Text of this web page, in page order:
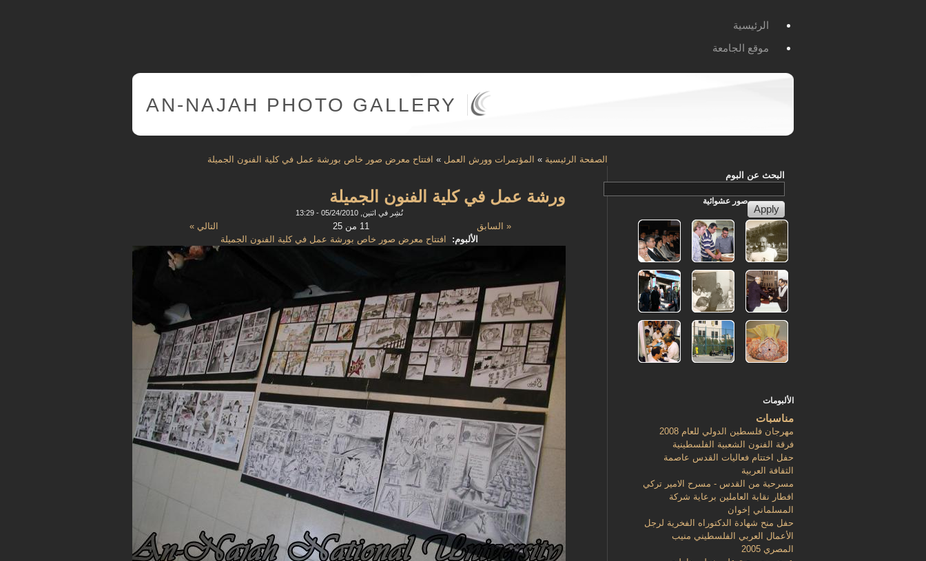
الرئيسية
موقع الجامعة
AN-NAJAH PHOTO GALLERY
الصفحة الرئيسية » المؤتمرات وورش العمل » افتتاح معرض صور خاص بورشة عمل في كلية الفنون الجميلة
ورشة عمل في كلية الفنون الجميلة
نُشِر في اثنين, 05/24/2010 - 13:29
« السابق 11 من 25
التالي »
الألبوم:
افتتاح معرض صور خاص بورشة عمل في كلية الفنون الجميلة
البحث عن البوم
صور عشوائية
الألبومات
مناسبات
مهرجان فلسطين الدولي للعام 2008
فرقة الفنون الشعبية الفلسطينية
حفل اختتام فعاليات القدس عاصمة
الثقافة العربية
مسرحية من القدس - مسرح الامير تركي
افطار نقابة العاملين برعاية شركة
المسلماني إخوان
حفل منح شهادة الدكتوراه الفخرية لرجل
الأعمال العربي الفلسطيني منيب
المصري 2005